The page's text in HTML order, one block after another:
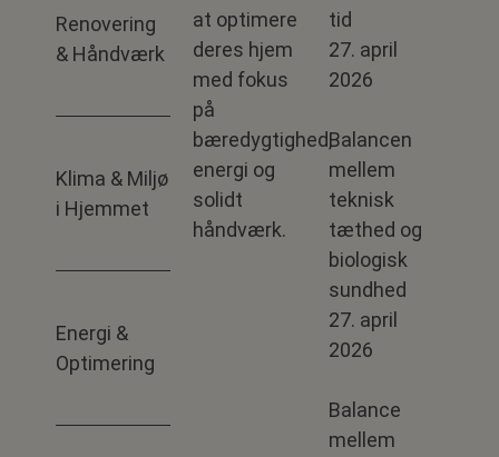
Renovering
& Håndværk
Klima & Miljø
i Hjemmet
Energi &
Optimering
at optimere
deres hjem
med fokus
på
bæredygtighed,
energi og
solidt
håndværk.
tid
27. april
2026
Balancen
mellem
teknisk
tæthed og
biologisk
sundhed
27. april
2026
Balance
mellem